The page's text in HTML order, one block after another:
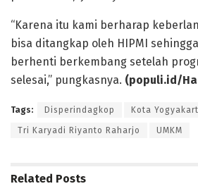
“Karena itu kami berharap
bisa ditangkap oleh HIPMI
berhenti berkembang setelah
selesai,” pungkasnya. (populi.id/
Tags: Disperindagkop Kota
Tri Karyadi Riyanto Raharjo UMKM
Related Posts